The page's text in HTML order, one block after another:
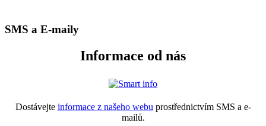
SMS a E-maily
Informace od nás
Dostávejte informace z našeho webu prostřednictvím SMS a e-
mailů.